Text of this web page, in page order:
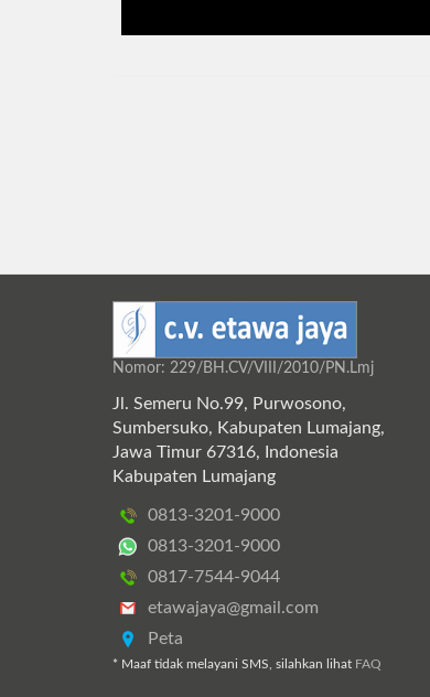
Nomor: 229/BH.CV/VIII/2010/PN.Lmj
Jl. Semeru No.99, Purwosono,
Sumbersuko, Kabupaten Lumajang,
Jawa Timur 67316, Indonesia
Kabupaten Lumajang
0813-3201-9000
0813-3201-9000
0817-7544-9044
etawajaya@gmail.com
Peta
* Maaf tidak melayani SMS, silahkan lihat FAQ